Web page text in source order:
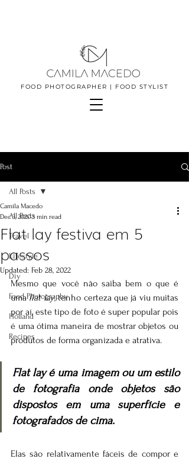
FOOD PHOTOGRAPHER | FOOD STYLIST
Post
All Posts
Travel
Lifestyle
Diy
Food Photography
Holland
Recipes
All Posts
Flat lay festiva em 5
passos
Camila Macedo
Dec 3, 20203 min read
Updated: Feb 28, 2022
Mesmo que você não saiba bem o que é
uma flat lay, tenho certeza que já viu muitas
por aí, este tipo de foto é super popular pois
é uma ótima maneira de mostrar objetos ou
produtos de forma organizada e atrativa.
Flat lay é uma imagem ou um estilo
de fotografia onde objetos são
dispostos em uma superfície e
fotografados de cima.
Elas são relativamente fáceis de compor e